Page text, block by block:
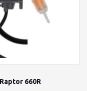
660R